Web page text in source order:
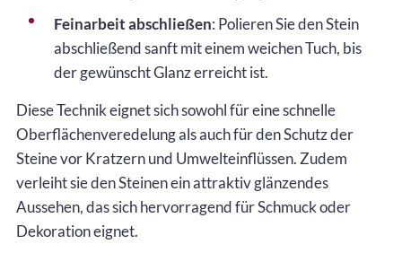
Feinarbeit abschließen: Polieren Sie den Stein
abschließend sanft mit einem weichen Tuch, bis
der gewünscht Glanz erreicht ist.
Diese Technik eignet sich sowohl für eine schnelle
Oberflächenveredelung als auch für den Schutz der
Steine vor Kratzern und Umwelteinflüssen. Zudem
verleiht sie den Steinen ein attraktiv glänzendes
Aussehen, das sich hervorragend für Schmuck oder
Dekoration eignet.